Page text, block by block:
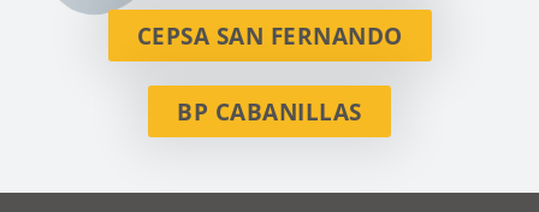
CEPSA SAN FERNANDO
BP CABANILLAS